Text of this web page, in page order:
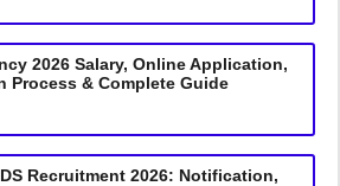
2026 Salary, Online Application,
Process & Complete Guide
Recruitment 2026: Notification,